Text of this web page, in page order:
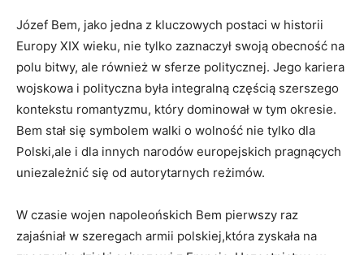
Józef Bem, jako ⁤jedna z kluczowych postaci w historii
Europy XIX ⁤wieku, nie tylko zaznaczył swoją obecność na
polu bitwy, ale również w ​sferze politycznej. Jego ‍kariera
wojskowa i polityczna była integralną częścią szerszego
kontekstu romantyzmu, który dominował w tym okresie.
Bem stał się symbolem walki o wolność nie tylko dla
Polski,ale i dla innych narodów europejskich pragnących
uniezależnić się⁣ od autorytarnych reżimów.
W czasie wojen napoleońskich Bem pierwszy raz
zajaśniał w szeregach armii ⁤polskiej,która zyskała na